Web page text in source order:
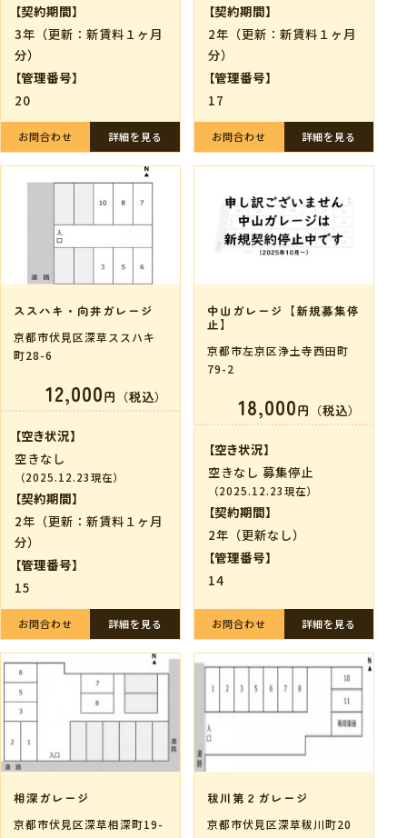
【契約期間】
3年（更新：新賃料１ヶ月
分）
【管理番号】
20
お問合わせ 詳細を見る
【契約期間】
2年（更新：新賃料１ヶ月
分）
【管理番号】
17
お問合わせ 詳細を見る
ススハキ・向井ガレージ
京都市伏見区深草ススハキ
町28-6
12,000円（税込）
【空き状況】
空きなし
（2025.12.23現在）
【契約期間】
2年（更新：新賃料１ヶ月
分）
【管理番号】
15
お問合わせ 詳細を見る
中山ガレージ【新規募集停
止】
京都市左京区浄土寺西田町
79-2
18,000円（税込）
【空き状況】
空きなし 募集停止
（2025.12.23現在）
【契約期間】
2年（更新なし）
【管理番号】
14
お問合わせ 詳細を見る
相深ガレージ
京都市伏見区深草相深町19-
秡川第２ガレージ
京都市伏見区深草秡川町20